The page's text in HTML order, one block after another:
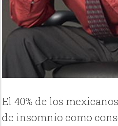
El 40% de los
de insomnio como